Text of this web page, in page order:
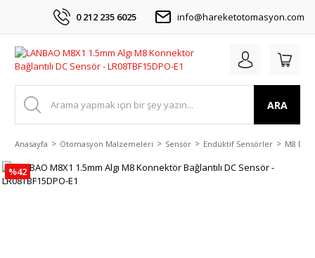
0 212 235 6025 info@hareketotomasyon.com
ARA
Anasayfa Otomasyon Malzemeleri Sensör Endüktif Sensörler M8 DC
%42